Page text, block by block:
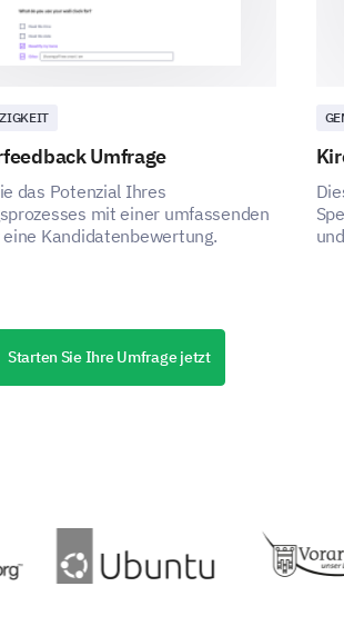
besseren Ort machen können.
Sie die folgenden
angeboten werden.
von Büchern
Umfrage
das Potenzial Ihres
mit einer umfassenden
Kandidatenbewertung.
Starten Sie Ihre Umfrage jetzt